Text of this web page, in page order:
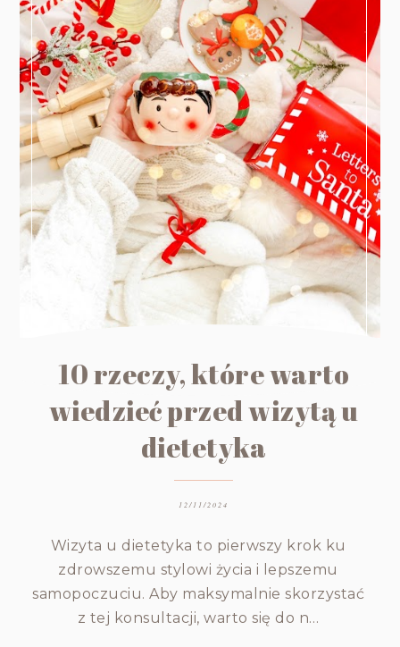
10 rzeczy, które warto
wiedzieć przed wizytą u
dietetyka
12/11/2024
Wizyta u dietetyka to pierwszy krok ku
zdrowszemu stylowi życia i lepszemu
samopoczuciu. Aby maksymalnie skorzystać
z tej konsultacji, warto się do n…